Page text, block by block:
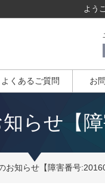
よう
よくあるご質問 お
らせ【障
お知らせ【障害番号